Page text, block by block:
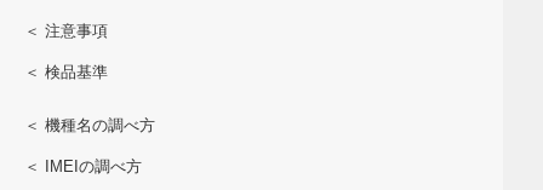
＜ 注意事項
＜ 検品基準
＜ 機種名の調べ方
＜ IMEIの調べ方